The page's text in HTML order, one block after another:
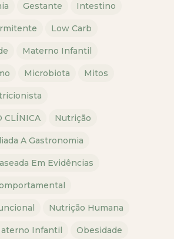
Gestante Intestino
Low Carb
Materno Infantil
Microbiota Mitos
CLÍNICA Nutrição
A Gastronomia
Em Evidências
Nutrição Humana
Infantil Obesidade